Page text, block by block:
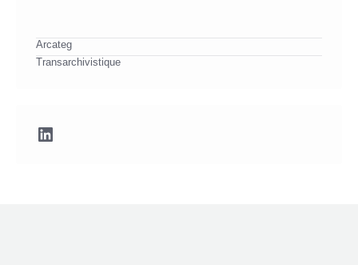
Arcateg
Transarchivistique
LinkedIn